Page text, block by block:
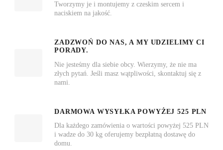
Tworzymy je i montujemy z czeskim sercem i
naciskiem na jakość.
ZADZWOŃ DO NAS, A MY UDZIELIMY CI
PORADY.
Nie jesteśmy dla siebie obcy. Wierzymy, że nie ma
złych pytań. Jeśli masz wątpliwości, skontaktuj się z
nami.
DARMOWA WYSYŁKA POWYŻEJ 525 PLN
Dla każdego zamówienia o wartości powyżej 525 PLN
i wadze do 30 kg oferujemy bezpłatną dostawę do
domu.